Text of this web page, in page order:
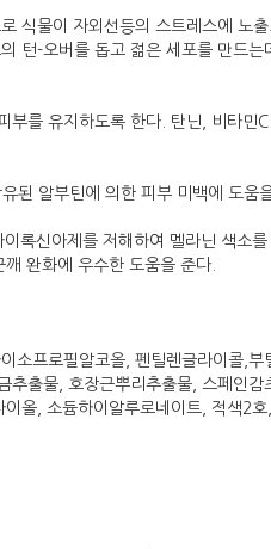
식물이 자외선등의 스트레스에 노
턴-오버를 돕고 젊은 세포를 만드는
를 유지하도록 한다. 탄닌, 비타민
알부틴에 의한 피부 미백에 도움
록신아제를 저해하여 멜라닌 색소
완화에 우수한 도움을 준다.
소프로필알코올, 펜틸렌글라이콜,
출물, 호장근뿌리추출물, 스페인
올, 소듐하이알루로네이트, 적색2